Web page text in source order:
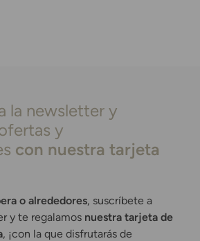
la newsletter y
y
con nuestra tarjeta
o alrededores, suscríbete a
y te regalamos nuestra tarjeta de
, ¡con la que disfrutarás de